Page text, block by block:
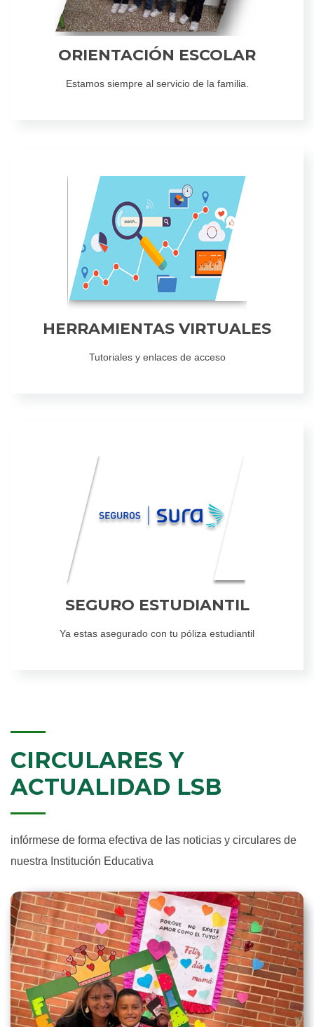
ORIENTACIÓN ESCOLAR
Estamos siempre al servicio de la familia.
HERRAMIENTAS VIRTUALES
Tutoriales y enlaces de acceso
SEGURO ESTUDIANTIL
Ya estas asegurado con tu póliza estudiantil
CIRCULARES Y
ACTUALIDAD LSB
infórmese de forma efectiva de las noticias y circulares de
nuestra Institución Educativa